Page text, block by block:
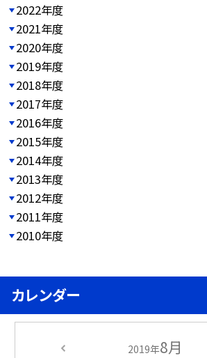
2022年度
2021年度
2020年度
2019年度
2018年度
2017年度
2016年度
2015年度
2014年度
2013年度
2012年度
2011年度
2010年度
カレンダー
2019年8月